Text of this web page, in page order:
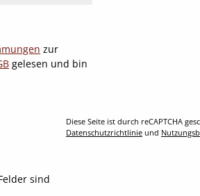
zur
gelesen und bin
Diese Seite ist durch reCAPTCHA
Datenschutzrichtlinieund
sind